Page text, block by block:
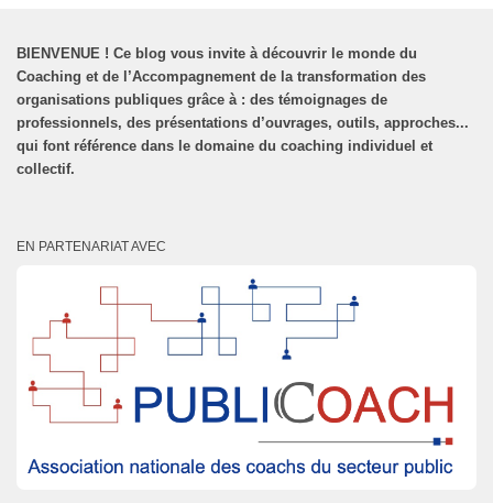
BIENVENUE ! Ce blog vous invite à découvrir le monde du
Coaching et de l’Accompagnement de la transformation des
organisations publiques grâce à : des témoignages de
professionnels, des présentations d’ouvrages, outils, approches...
qui font référence dans le domaine du coaching individuel et
collectif.
EN PARTENARIAT AVEC